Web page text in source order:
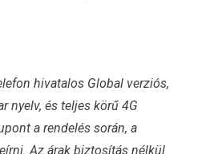
hivatalos Global verziós,
nyelv, és teljes körű 4G
a rendelés során, a
Az árak biztosítás nélkül